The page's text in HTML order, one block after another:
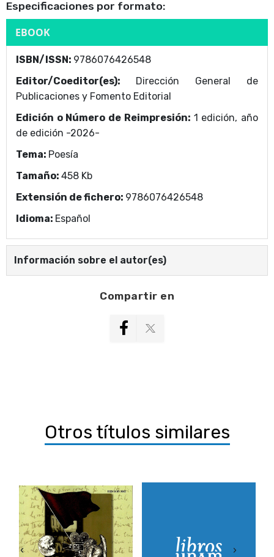
Especificaciones por formato:
EBOOK
ISBN/ISSN: 9786076426548
Editor/Coeditor(es):
Dirección General de
Publicaciones y Fomento Editorial
Edición o Número de Reimpresión: 1 edición, año
de edición -2026-
Tema: Poesía
Tamaño: 458 Kb
Extensión de fichero: 9786076426548
Idioma: Español
Información sobre el autor(es)
Compartir en
Otros títulos similares
‹ ›